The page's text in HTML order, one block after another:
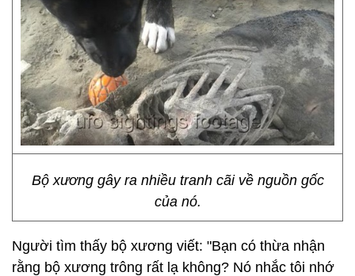
Bộ xương gây ra nhiều tranh cãi về nguồn gốc
của nó.
Người tìm thấy bộ xương viết: "Bạn có thừa nhận
rằng bộ xương trông rất lạ không? Nó nhắc tôi nhớ